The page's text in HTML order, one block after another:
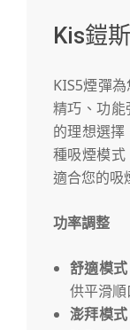
Kis鎧
KIS5煙彈
精巧、功
的理想選擇
種吸煙模
適合您的吸
功率調整
舒適模式
供平滑順
澎拜模式